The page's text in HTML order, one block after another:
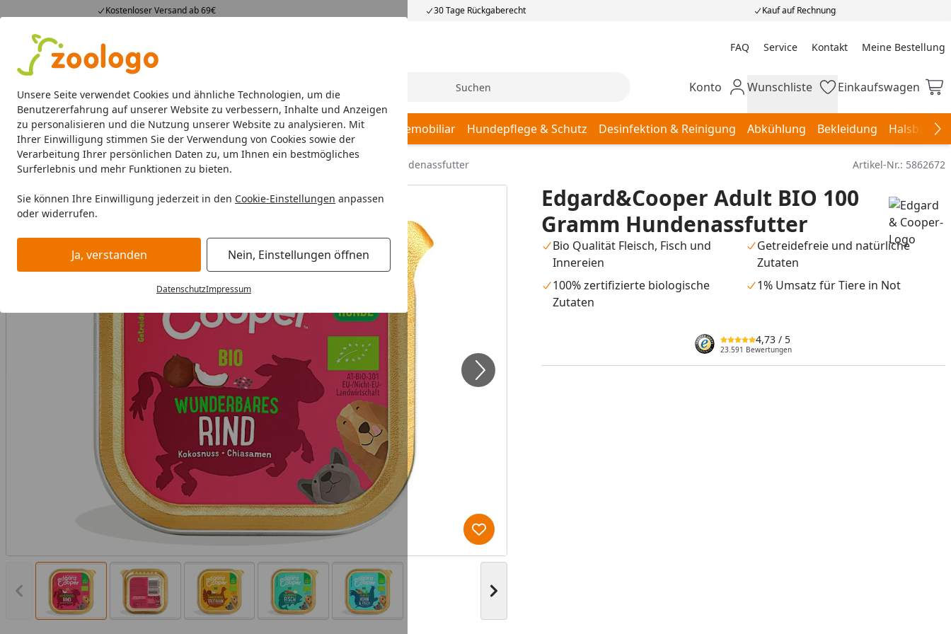
Unsere Seite verwendet Cookies und ähnliche Technologien, um die
Benutzererfahrung auf unserer Website zu verbessern, Inhalte und Anzeigen
zu personalisieren und die Nutzung unserer Website zu analysieren. Mit
Ihrer Einwilligung stimmen Sie der Verwendung von Cookies sowie der
Verarbeitung Ihrer persönlichen Daten zu, um Ihnen ein bestmögliches
Surferlebnis und mehr Funktionen zu bieten.
Sie können Ihre Einwilligung jederzeit in den Cookie-Einstellungen anpassen
oder widerrufen.
Ja, verstanden Nein, Einstellungen öffnen
DatenschutzImpressum
Kostenloser Versand ab 69€ 30 Tage Rückgaberecht Kauf auf Rechnung
4,73
23.591 Bewertungen FAQ Service Kontakt Meine Bestellung
Meine Bestellung
Alle Produkte
Alle Produkte Angebote Neuheiten Sommerhits Suche Mein Konto
Konto Wunschliste
Wunschliste Einkaufswagen
Einkaufswagen
Hund Hundefutter Hundenäpfe & Co Hundeschlafplätze Hundemobiliar Hundepflege & Schutz Desinfektion & Reinigung Abkühlung Bekleidung
Startseite
Hund Hundefutter Nassfutter Edgard&Cooper Adult BIO 100 Gramm Hundenassfutter Artikel-Nr.: 5862672
Vorheriges Bild anzeigen Nächstes Bild anzeigen
BALD VERGRIFFEN
Produkt zur Wunschliste hinzufügen
Edgard&Cooper Adult BIO 100
Gramm Hundenassfutter
Bio Qualität Fleisch, Fisch und
Innereien
Getreidefreie und natürliche
Zutaten
100% zertifizierte biologische
Zutaten
1% Umsatz für Tiere in Not
4,73 / 5
23.591 Bewertungen